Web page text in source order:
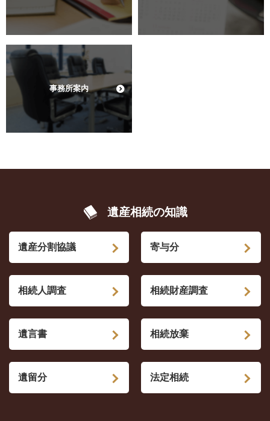
事務所案内
遺産相続の知識
遺産分割協議 寄与分
相続人調査 相続財産調査
遺言書 相続放棄
遺留分 法定相続